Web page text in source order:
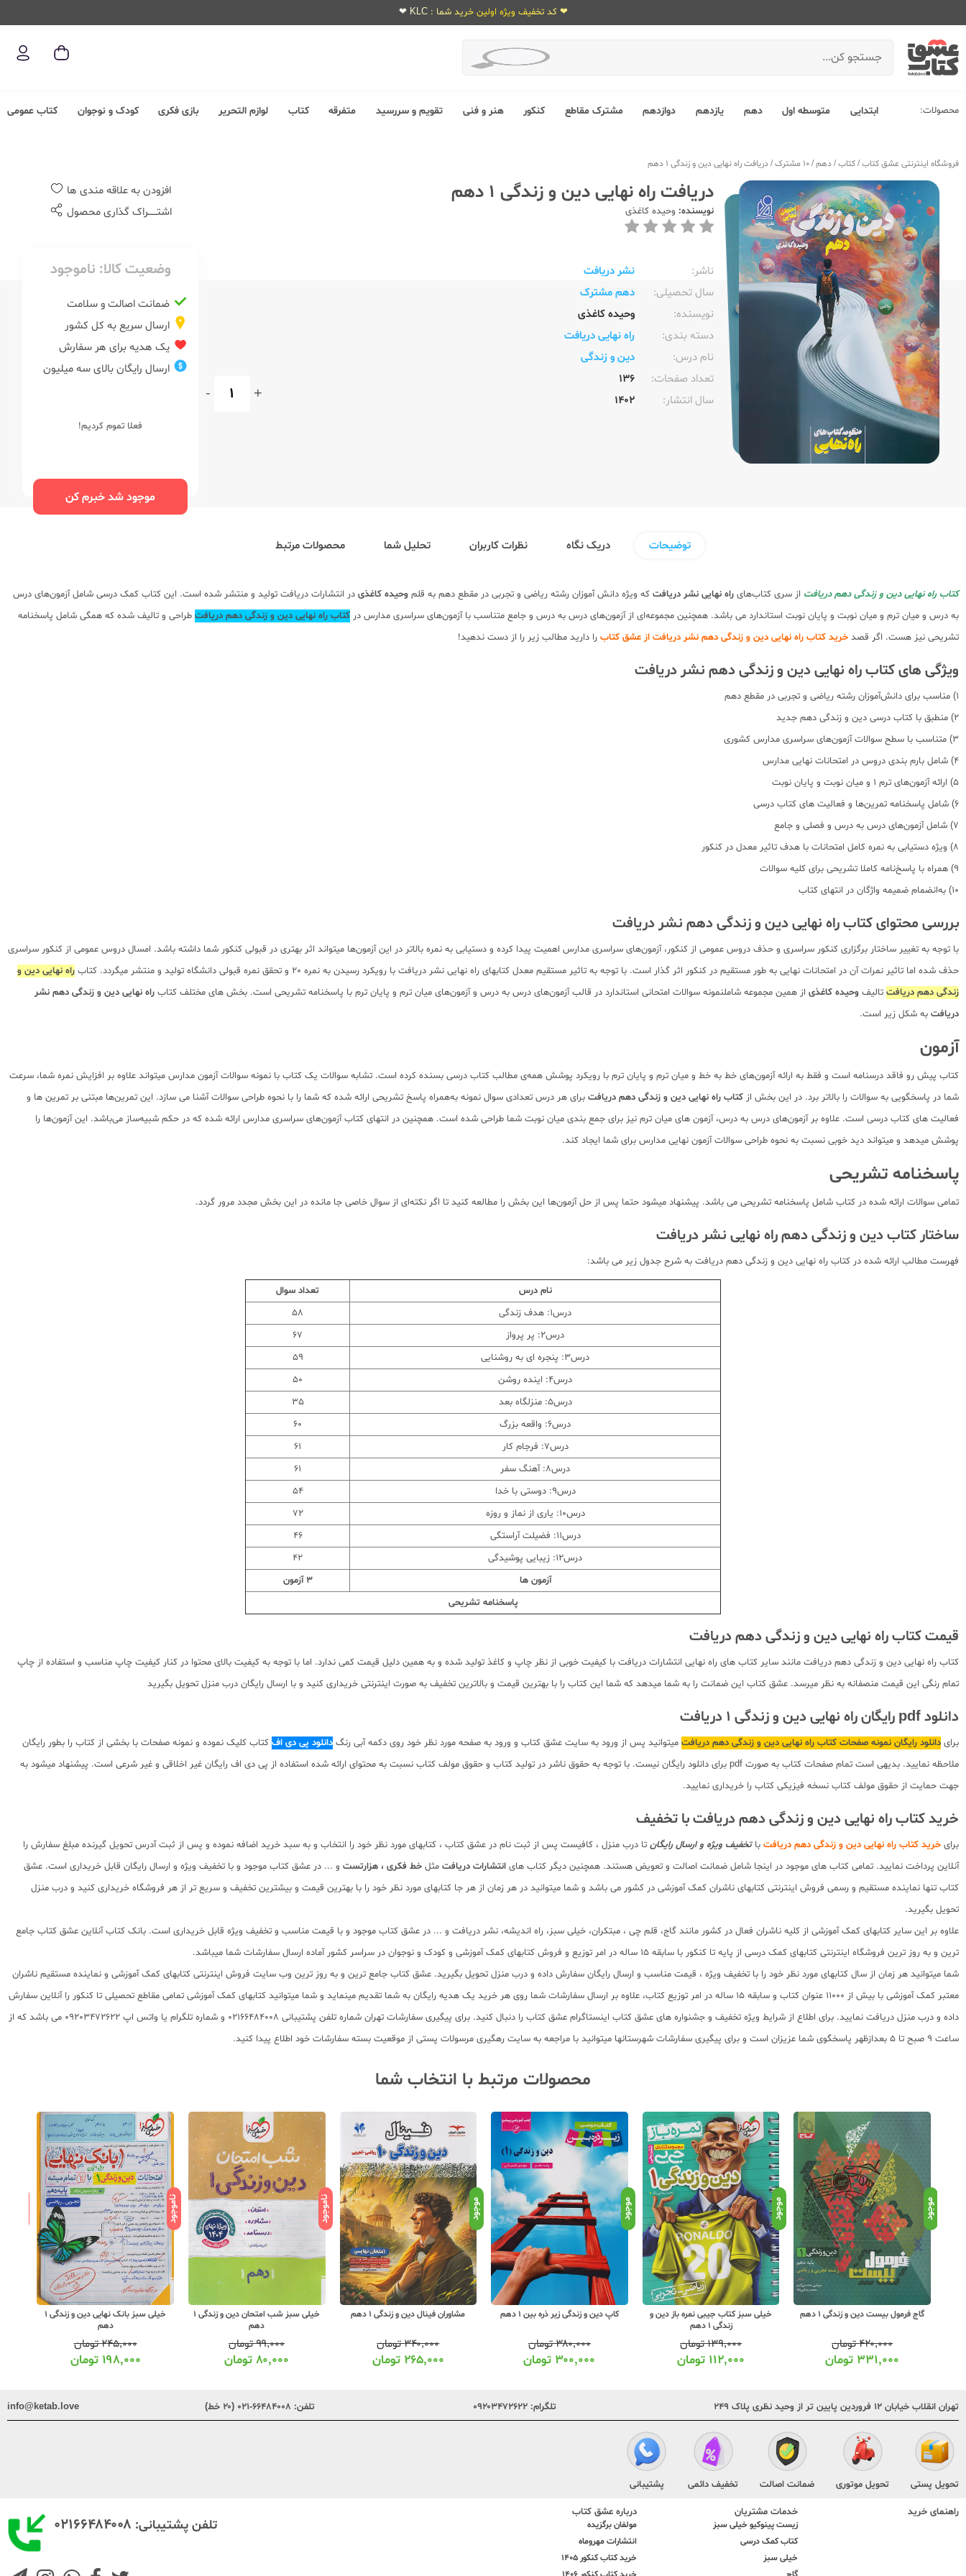
❤ کد تخفیف ویژه اولین خرید شما : KLC ❤
محصولات: ابتدایی متوسطه اول دهم یازدهم دوازدهم مشترک مقاطع کنکور هنر و فنی تقویم و سررسید متفرقه کتاب لوازم التحریر بازی فکری کودک و نوجوان کتاب عمومی
فروشگاه اینترنتی عشق کتاب/کتاب/دهم/10 مشترک /دریافت راه نهایی دین و زندگی 1 دهم
دریافت راه نهایی دین و زندگی 1 دهم
نویسنده: وحیده کاغذی
ناشر:‌
نشر دریافت
سال تحصیلی:‌
دهم مشترک
نویسنده:‌
وحیده کاغذی
دسته بندی:
راه نهایی دریافت
نام درس:
دین و زندگی
تعداد صفحات:‌
136
سال انتشار:‌
1402
+
-
افزودن به علاقه مندی ها
اشتــــــراک گذاری محصول
وضعیت کالا: ناموجود
ضمانت اصالت و سلامت
ارسال سریع به کل کشور
یک هدیه برای هر سفارش
ارسال رایگان بالای سه میلیون
فعلا تموم کردیم!
موجود شد خبرم کن
توضیحات دریک نگاه نظرات کاربران تحلیل شما محصولات مرتبط
کتاب راه نهایی دین و زندگی دهم دریافت از سری کتاب‌های راه نهایی نشر دریافت که ویژه دانش آموزان رشته ریاضی و تجربی در مقطع دهم به قلم وحیده کاغذی در انتشارات دریافت تولید و منتشر شده است. این کتاب کمک درسی شامل آزمون‌های درس
به درس و میان ترم و میان نوبت و پایان نوبت استاندارد می باشد. همچنین مجموعه‌ای از آزمون‌های درس به درس و جامع متناسب با آزمون‌های سراسری مدارس در کتاب راه نهایی دین و زندگی دهم دریافت طراحی و تالیف شده که همگی شامل پاسخنامه
تشریحی نیز هست. اگر قصد خرید کتاب راه نهایی دین و زندگی دهم نشر دریافت از عشق کتاب را دارید مطالب زیر را از دست ندهید!
ویژگی های کتاب راه نهایی دین و زندگی دهم نشر دریافت
1) مناسب برای دانش‌آموزان رشته ریاضی و تجربی در مقطع دهم
2) منطبق با کتاب درسی دین و زندگی دهم جدید
3) متناسب با سطح سوالات آزمون‌های سراسری مدارس کشوری
4) شامل بارم بندی دروس در امتحانات نهایی مدارس
5) ارائه آزمون‌های ترم 1 و میان نوبت و پایان نوبت
6) شامل پاسخنامه تمرین‌ها و فعالیت های کتاب درسی
7) شامل آزمون‌های درس به درس و فصلی و جامع
8) ویژه دستیابی به نمره کامل امتحانات با هدف تاثیر معدل در کنکور
9) همراه با پاسخ‌نامه کاملا تشریحی برای کلیه سوالات
10) به‌انضمام ضمیمه واژگان در انتهای کتاب
بررسی محتوای کتاب راه نهایی دین و زندگی دهم نشر دریافت
با توجه به تغییر ساختار برگزاری کنکور سراسری و حذف دروس عمومی از کنکور، آزمون‌های سراسری مدارس اهمیت پیدا کرده و دستیابی به نمره بالاتر در این آزمون‌ها میتواند اثر بهتری در قبولی کنکور شما داشته باشد. امسال دروس عمومی از کنکور سراسری
حذف شده اما تاثیر نمرات آن در امتحانات نهایی به طور مستقیم در کنکور اثر گذار است. با توجه به تاثیر مستقیم معدل کتابهای راه نهایی نشر دریافت با رویکرد رسیدن به نمره 20 و تحقق نمره قبولی دانشگاه تولید و منتشر میگردد. کتاب
راه نهایی دین و
زندگی دهم دریافت تالیف وحیده کاغذی از همین مجموعه شاملنمونه سوالات امتحانی استاندارد در قالب آزمون‌های درس به درس و آزمون‌های میان ترم و پایان ترم با پاسخنامه تشریحی است. بخش های مختلف کتاب راه نهایی دین و زندگی دهم نشر
دریافت به شکل زیر است.
آزمون
کتاب پیش رو فاقد درسنامه است و فقط به ارائه آزمون‌های خط به خط و میان ترم و پایان ترم با رویکرد پوشش همه‌ی مطالب کتاب درسی بسنده کرده است. تشابه سوالات یک کتاب با نمونه سوالات آزمون مدارس میتواند علاوه بر افزایش نمره شما، سرعت
شما در پاسخگویی به سوالات را بالاتر برد. در این بخش از کتاب راه نهایی دین و زندگی دهم دریافت برای هر درس تعدادی سوال نمونه به‌همراه پاسخ تشریحی ارائه شده که شما را با نحوه طراحی سوالات آشنا می سازد. این تمرین‌ها مبتنی بر تمرین ها و
فعالیت های کتاب درسی است. علاوه بر آزمون‌های درس به درس، آزمون های میان ترم نیز برای جمع بندی میان نوبت شما طراحی شده است. همچنین در انتهای کتاب آزمون‌های سراسری مدارس ارائه شده که در حکم شبیه‌ساز می‌باشد. این آزمون‌ها را
پوشش میدهد و میتواند دید خوبی نسبت به نحوه طراحی سوالات آزمون نهایی مدارس برای شما ایجاد کند.
پاسخنامه تشریحی
تمامی سوالات ارائه شده در کتاب شامل پاسخنامه تشریحی می باشد. پیشنهاد میشود حتما پس از حل آزمون‌ها این بخش را مطالعه کنید تا اگر نکته‌ای از سوال خاصی جا مانده در این بخش مجدد مرور گردد.
ساختار کتاب دین و زندگی دهم راه نهایی نشر دریافت
فهرست مطالب ارائه شده در کتاب راه نهایی دین و زندگی دهم دریافت به شرح جدول زیر می باشد:
نام درس
تعداد سوال
درس1: هدف زندگی
58
درس2: پر پرواز
67
درس3: پنجره ای به روشنایی
59
درس4: اینده روشن
50
درس5: منزلگاه بعد
35
درس6: واقعه بزرگ
60
درس7: فرجام کار
61
درس8: آهنگ سفر
61
درس9: دوستی با خدا
54
درس10: یاری از نماز و روزه
72
درس11: فضیلت آراستگی
46
درس12: زیبایی پوشیدگی
42
آزمون ها
3 آزمون
پاسخنامه تشریحی
قیمت کتاب راه نهایی دین و زندگی دهم دریافت
کتاب راه نهایی دین و زندگی دهم دریافت مانند سایر کتاب های راه نهایی انتشارات دریافت با کیفیت خوبی از نظر چاپ و کاغذ تولید شده و به همین دلیل قیمت کمی ندارد. اما با توجه به کیفیت بالای محتوا در کنار کیفیت چاپ مناسب و استفاده از چاپ
تمام رنگی این قیمت منصفانه به نظر میرسد. عشق کتاب این ضمانت را به شما میدهد که شما این کتاب را با بهترین قیمت و بالاترین تخفیف به صورت اینترنتی خریداری کنید و با ارسال رایگان درب منزل تحویل بگیرید
دانلود pdf رایگان راه نهایی دین و زندگی 1 دریافت
برای دانلود رایگان نمونه صفحات کتاب راه نهایی دین و زندگی دهم دریافت میتوانید پس از ورود به سایت عشق کتاب و ورود به صفحه مورد نظر خود روی دکمه آبی رنگ دانلود پی دی اف کتاب کلیک نموده و نمونه صفحات با بخشی از کتاب را بطور رایگان
ملاحظه نمایید. بدیهی است تمام صفحات کتاب به صورت pdf برای دانلود رایگان نیست. با توجه به حقوق ناشر در تولید کتاب و حقوق مولف کتاب نسبت به محتوای ارائه شده استفاده از پی دی اف رایگان غیر اخلاقی و غیر شرعی است. پیشنهاد میشود به
جهت حمایت از حقوق مولف کتاب نسخه فیزیکی کتاب را خریداری نمایید.
خرید کتاب راه نهایی دین و زندگی دهم دریافت با تخفیف
برای خرید کتاب راه نهایی دین و زندگی دهم دریافت باتخفیف ویژه و ارسال رایگان تا درب منزل ، کافیست پس از ثبت نام در عشق کتاب ، کتابهای مورد نظر خود را انتخاب و به سبد خرید اضافه نموده و پس از ثبت آدرس تحویل گیرنده مبلغ سفارش را
آنلاین پرداخت نمایید. تمامی کتاب های موجود در اینجا شامل ضمانت اصالت و تعویض هستند. همچنین دیگر کتاب های انتشارات دریافت مثل خط فکری ، هزارتست و ... در عشق کتاب موجود و با تخفیف ویژه و ارسال رایگان قابل خریداری است. عشق
کتاب تنها نماینده مستقیم و رسمی فروش اینترنتی کتابهای ناشران کمک آموزشی در کشور می باشد و شما میتوانید در هر زمان از هر جا کتابهای مورد نظر خود را با بهترین قیمت و بیشترین تخفیف و سریع تر از هر فروشگاه خریداری کنید و درب منزل
تحویل بگیرید.
علاوه بر این سایر کتابهای کمک آموزشی از کلیه ناشران فعال در کشور مانند گاج، قلم چی ، مبتکران، خیلی سبز، راه اندیشه، نشر دریافت و ... در عشق کتاب موجود و با قیمت مناسب و تخفیف ویژه قابل خریداری است. بانک کتاب آنلاین عشق کتاب جامع
ترین و به روز ترین فروشگاه اینترنتی کتابهای کمک درسی از پایه تا کنکور با سابقه 15 ساله در امر توزیع و فروش کتابهای کمک آموزشی و کودک و نوجوان در سراسر کشور آماده ارسال سفارشات شما میباشد.
شما میتوانید هر زمان از سال کتابهای مورد نظر خود را با تخفیف ویژه ، قیمت مناسب و ارسال رایگان سفارش داده و درب منزل تحویل بگیرید. عشق کتاب جامع ترین و به روز ترین وب سایت فروش اینترنتی کتابهای کمک آموزشی و نماینده مستقیم ناشران
معتبر کمک آموزشی با بیش از 11000 عنوان کتاب و سابقه 15 ساله در امر توزیع کتاب، علاوه بر ارسال سفارشات شما روی هر خرید یک هدیه رایگان به شما تقدیم مینماید و شما میتوانید کتابهای کمک آموزشی تمامی مقاطع تحصیلی تا کنکور را آنلاین سفارش
داده و درب منزل دریافت نمایید. برای اطلاع از شرایط ویژه تخفیف و جشنواره های عشق کتاب اینستاگرام عشق کتاب را دنبال کنید. برای پیگیری سفارشات تهران شماره تلفن پشتیبانی 02166484008 و شماره تلگرام یا واتس اپ 09203472622 می باشد که از
ساعت 9 صبح تا 5 بعدازظهر پاسخگوی شما عزیزان است و برای پیگیری سفارشات شهرستانها میتوانید با مراجعه به سایت رهگیری مرسولات پستی از موقعیت بسته سفارشات خود اطلاع پیدا کنید.
محصولات مرتبط با انتخاب شما
موجود
گاج فرمول بیست دین و زندگی 1 دهم
۴۲۰,۰۰۰تومان
۳۳۱,۰۰۰ تومان
موجود
خیلی سبز کتاب جیبی نمره باز دین و
زندگی 1 دهم
۱۳۹,۰۰۰تومان
۱۱۲,۰۰۰ تومان
موجود
کاپ دین و زندگی زیر ذره بین 1 دهم
۳۸۰,۰۰۰تومان
۳۰۰,۰۰۰ تومان
موجود
مشاوران فینال دین و زندگی 1 دهم
۳۴۰,۰۰۰تومان
۲۶۵,۰۰۰ تومان
ناموجود
خیلی سبز شب امتحان دین و زندگی 1
دهم
۹۹,۰۰۰تومان
۸۰,۰۰۰تومان
ناموجود
خیلی سبز بانک نهایی دین و زندگی 1
دهم
۲۴۵,۰۰۰تومان
۱۹۸,۰۰۰ تومان
تهران انقلاب خیابان ۱۲ فروردین پایین تر از وحید نظری پلاک ۲۴۹ تلگرام: ۰۹۲۰۳۴۷۲۶۲۲ تلفن: ۶۶۴۸۴۰۰۸-۰۲۱ (۲۰ خط) info@ketab.love
تحویل پستی تحویل موتوری ضمانت اصالت تخفیف دائمی پشتیبانی
راهنمای خرید خدمات مشتریان
زیست پینوکیو خیلی سبز
کتاب کمک درسی
خیلی سبز
درباره عشق کتاب
مولفان برگزیده
انتشارات مهروماه
خرید کتاب کنکور 1405
تلفن پشتیبانی: ۰۲۱۶۶۴۸۴۰۰۸